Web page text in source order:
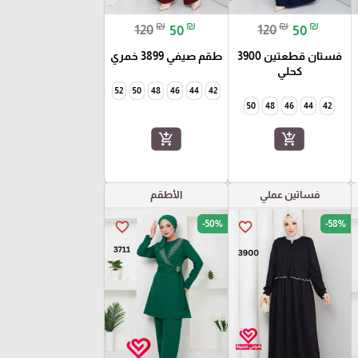
120₪ 50 ₪
فستان قطعتين 3900
كحلي
42
44
46
48
50
add_shopping_cart
120₪ 50 ₪
طقم صيفي 3899 خمري
42
44
46
48
50
52
add_shopping_cart
فساتين عملي
favorite_border -58%
الأطقم
favorite_border -50%